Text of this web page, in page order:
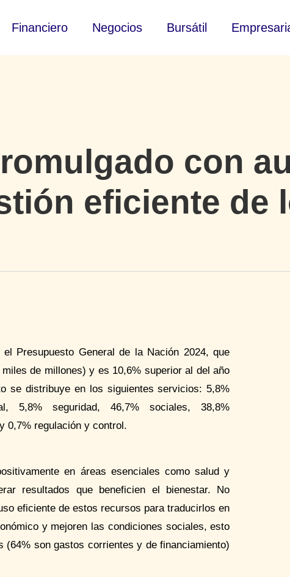
Financiero Negocios Bursátil
con
eficiente de
Presupuesto General de la Nación 2024, que
de millones) y es 10,6% superior al del año
se distribuye en los siguientes servicios: 5,8%
5,8% seguridad, 46,7% sociales, 38,8%
0,7% regulación y control.
en áreas esenciales como salud y
resultados que beneficien el bienestar. No
eficiente de estos recursos para traducirlos en
y mejoren las condiciones sociales, esto
son gastos corrientes y de financiamiento)